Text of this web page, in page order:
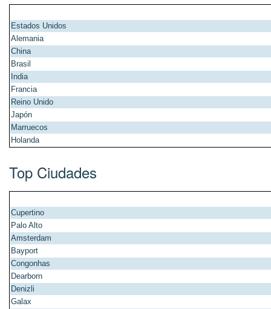
Estados Unidos
Alemania
China
Brasil
India
Francia
Reino Unido
Japón
Marruecos
Holanda
Top Ciudades
Cupertino
Palo Alto
Amsterdam
Bayport
Congonhas
Dearborn
Denizli
Galax